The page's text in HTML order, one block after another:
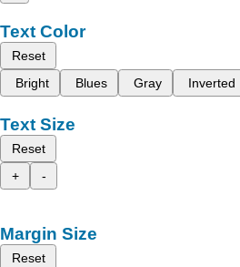
Text Color
Reset
Bright
Blues Gray Inverted
Text Size
Reset
+
-
Margin Size
Reset